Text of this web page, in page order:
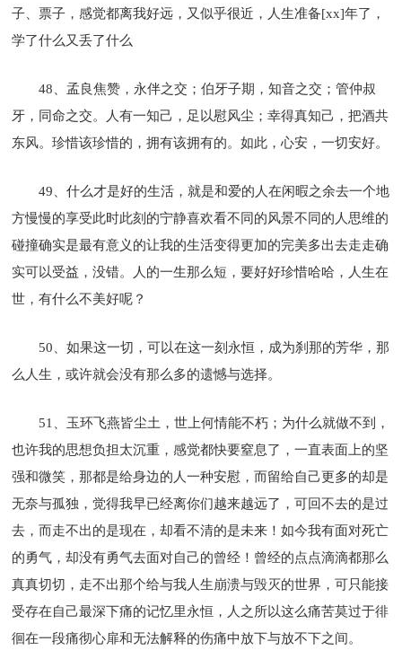
子、票子，感觉都离我好远，又似乎很近，人生准备[xx]年了，
学了什么又丢了什么
48、孟良焦赞，永伴之交；伯牙子期，知音之交；管仲叔
牙，同命之交。人有一知己，足以慰风尘；幸得真知己，把酒共
东风。珍惜该珍惜的，拥有该拥有的。如此，心安，一切安好。
49、什么才是好的生活，就是和爱的人在闲暇之余去一个地
方慢慢的享受此时此刻的宁静喜欢看不同的风景不同的人思维的
碰撞确实是最有意义的让我的生活变得更加的完美多出去走走确
实可以受益，没错。人的一生那么短，要好好珍惜哈哈，人生在
世，有什么不美好呢？
50、如果这一切，可以在这一刻永恒，成为刹那的芳华，那
么人生，或许就会没有那么多的遗憾与选择。
51、玉环飞燕皆尘土，世上何情能不朽；为什么就做不到，
也许我的思想负担太沉重，感觉都快要窒息了，一直表面上的坚
强和微笑，那都是给身边的人一种安慰，而留给自己更多的却是
无奈与孤独，觉得我早已经离你们越来越远了，可回不去的是过
去，而走不出的是现在，却看不清的是未来！如今我有面对死亡
的勇气，却没有勇气去面对自己的曾经！曾经的点点滴滴都那么
真真切切，走不出那个给与我人生崩溃与毁灭的世界，可只能接
受存在自己最深下痛的记忆里永恒，人之所以这么痛苦莫过于徘
徊在一段痛彻心扉和无法解释的伤痛中放下与放不下之间。